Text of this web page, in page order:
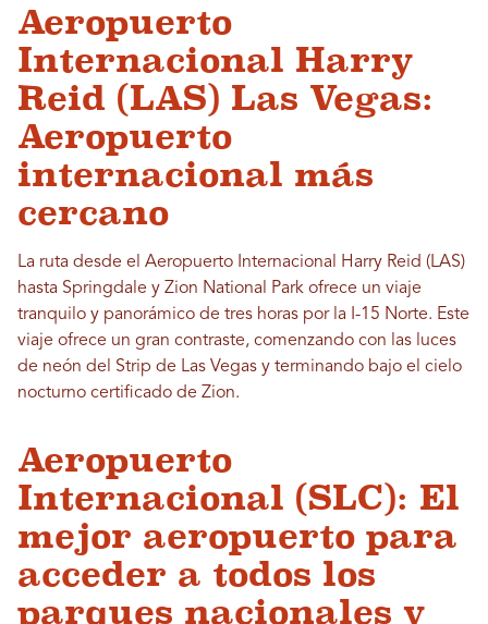
Aeropuerto
Internacional Harry
Reid (LAS) Las Vegas:
Aeropuerto
internacional más
cercano
La ruta desde el Aeropuerto Internacional Harry Reid (LAS)
hasta Springdale y Zion National Park ofrece un viaje
tranquilo y panorámico de tres horas por la I-15 Norte. Este
viaje ofrece un gran contraste, comenzando con las luces
de neón del Strip de Las Vegas y terminando bajo el cielo
nocturno certificado de Zion.
Aeropuerto
Internacional (SLC): El
mejor aeropuerto para
acceder a todos los
parques nacionales y